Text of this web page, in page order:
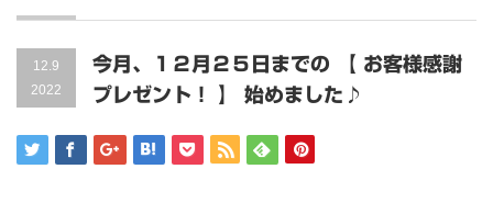
12.9
2022
今月、１２月２５日までの 【 お客様感謝
プレゼント！ 】 始めました♪